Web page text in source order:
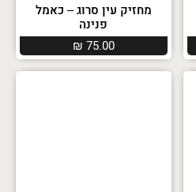
מחזיק עין סרוג – כאמל
פנינה
₪ 75.00